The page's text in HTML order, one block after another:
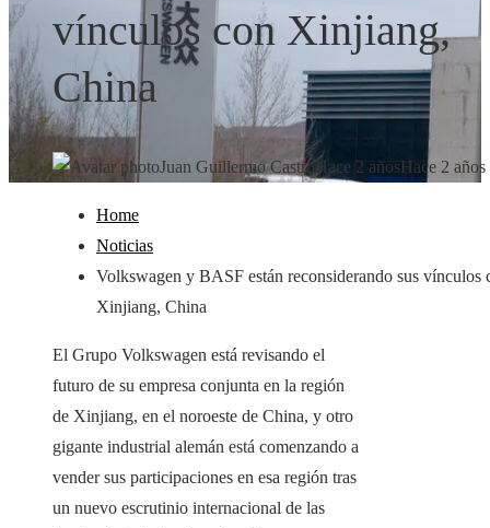
vínculos con Xinjiang,
China
Juan Guillermo CastroHace 2 añosHace 2 años
Home
Noticias
Volkswagen y BASF están reconsiderando sus vínculos
Xinjiang, China
El Grupo Volkswagen está revisando el
futuro de su empresa conjunta en la región
de Xinjiang, en el noroeste de China, y otro
gigante industrial alemán está comenzando a
vender sus participaciones en esa región tras
un nuevo escrutinio internacional de las